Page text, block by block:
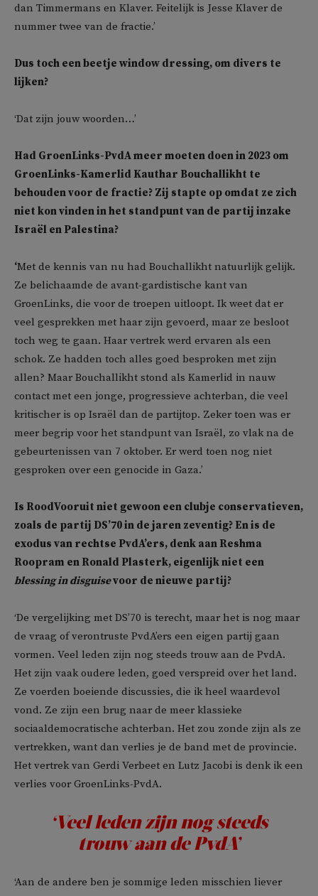
dan Timmermans en Klaver. Feitelijk is Jesse Klaver de
nummer twee van de fractie.’
Dus toch een beetje window dressing, om divers te
lijken?
‘Dat zijn jouw woorden…’
Had GroenLinks-PvdA meer moeten doen in 2023 om
GroenLinks-Kamerlid Kauthar Bouchallikht te
behouden voor de fractie? Zij stapte op omdat ze zich
niet kon vinden in het standpunt van de partij inzake
Israël en Palestina?
‘Met de kennis van nu had Bouchallikht natuurlijk gelijk.
Ze belichaamde de avant-gardistische kant van
GroenLinks, die voor de troepen uitloopt. Ik weet dat er
veel gesprekken met haar zijn gevoerd, maar ze besloot
toch weg te gaan. Haar vertrek werd ervaren als een
schok. Ze hadden toch alles goed besproken met zijn
allen? Maar Bouchallikht stond als Kamerlid in nauw
contact met een jonge, progressieve achterban, die veel
kritischer is op Israël dan de partijtop. Zeker toen was er
meer begrip voor het standpunt van Israël, zo vlak na de
gebeurtenissen van 7 oktober. Er werd toen nog niet
gesproken over een genocide in Gaza.’
Is RoodVooruit niet gewoon een clubje conservatieven,
zoals de partij DS’70 in de jaren zeventig? En is de
exodus van rechtse PvdA’ers, denk aan Reshma
Roopram en Ronald Plasterk, eigenlijk niet een
blessing in disguisevoor de nieuwe partij?
‘De vergelijking met DS’70 is terecht, maar het is nog maar
de vraag of verontruste PvdA’ers een eigen partij gaan
vormen. Veel leden zijn nog steeds trouw aan de PvdA.
Het zijn vaak oudere leden, goed verspreid over het land.
Ze voerden boeiende discussies, die ik heel waardevol
vond. Ze zijn een brug naar de meer klassieke
sociaaldemocratische achterban. Het zou zonde zijn als ze
vertrekken, want dan verlies je de band met de provincie.
Het vertrek van Gerdi Verbeet en Lutz Jacobi is denk ik een
verlies voor GroenLinks-PvdA.
‘Veel leden zijn nog steeds
trouw aan de PvdA’
‘Aan de andere ben je sommige leden misschien liever